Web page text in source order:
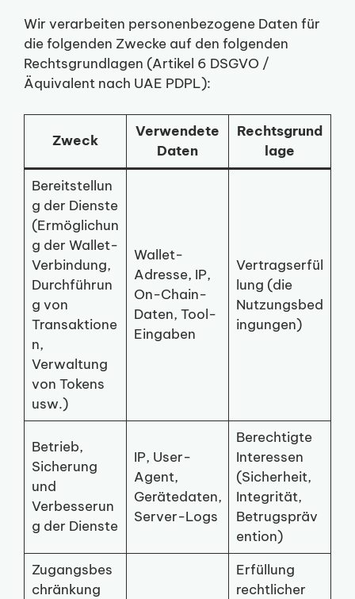
Wir verarbeiten personenbezogene Daten für
die folgenden Zwecke auf den folgenden
Rechtsgrundlagen (Artikel 6 DSGVO /
Äquivalent nach UAE PDPL):
Zweck
Verwendete
Daten
Rechtsgrund
lage
Bereitstellun
g der Dienste
(Ermöglichun
g der Wallet-
Verbindung,
Durchführun
g von
Transaktione
n,
Verwaltung
von Tokens
usw.)
Wallet-
Adresse, IP,
On-Chain-
Daten, Tool-
Eingaben
Vertragserfül
lung (die
Nutzungsbed
ingungen)
Betrieb,
Sicherung
und
Verbesserun
g der Dienste
IP, User-
Agent,
Gerätedaten,
Server-Logs
Berechtigte
Interessen
(Sicherheit,
Integrität,
Betrugspräv
ention)
Zugangsbes
chränkung
Erfüllung
rechtlicher